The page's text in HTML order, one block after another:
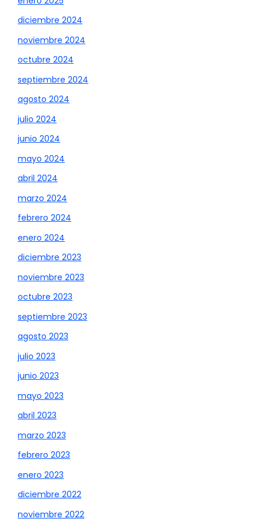
diciembre 2024
noviembre 2024
octubre 2024
septiembre 2024
agosto 2024
julio 2024
junio 2024
mayo 2024
abril 2024
marzo 2024
febrero 2024
enero 2024
diciembre 2023
noviembre 2023
octubre 2023
septiembre 2023
agosto 2023
julio 2023
junio 2023
mayo 2023
abril 2023
marzo 2023
febrero 2023
enero 2023
diciembre 2022
noviembre 2022